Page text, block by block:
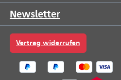
Newsletter
Vertrag widerrufen